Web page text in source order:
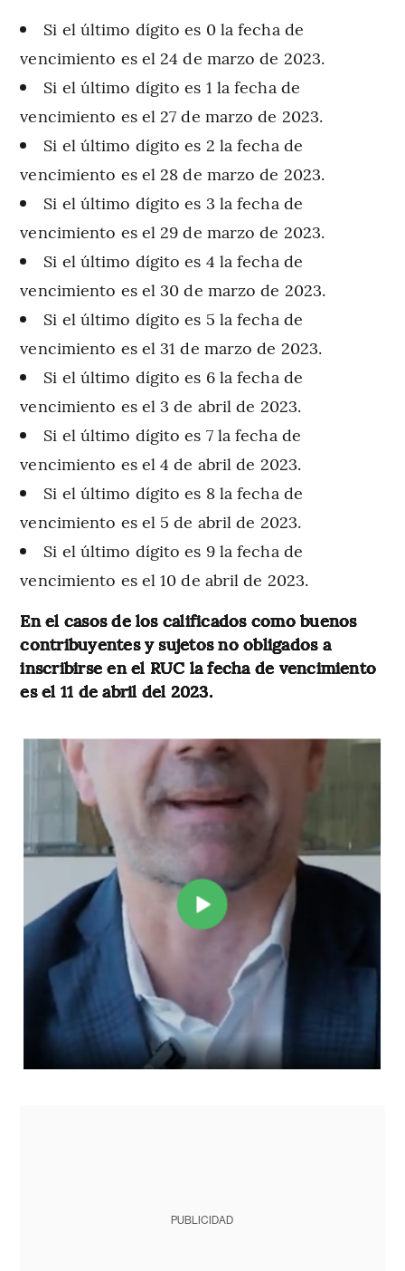
Si el último dígito es 0 la fecha de
vencimiento es el 24 de marzo de 2023.
Si el último dígito es 1 la fecha de
vencimiento es el 27 de marzo de 2023.
Si el último dígito es 2 la fecha de
vencimiento es el 28 de marzo de 2023.
Si el último dígito es 3 la fecha de
vencimiento es el 29 de marzo de 2023.
Si el último dígito es 4 la fecha de
vencimiento es el 30 de marzo de 2023.
Si el último dígito es 5 la fecha de
vencimiento es el 31 de marzo de 2023.
Si el último dígito es 6 la fecha de
vencimiento es el 3 de abril de 2023.
Si el último dígito es 7 la fecha de
vencimiento es el 4 de abril de 2023.
Si el último dígito es 8 la fecha de
vencimiento es el 5 de abril de 2023.
Si el último dígito es 9 la fecha de
vencimiento es el 10 de abril de 2023.
En el casos de los calificados como buenos
contribuyentes y sujetos no obligados a
inscribirse en el RUC la fecha de vencimiento
es el 11 de abril del 2023.
PUBLICIDAD